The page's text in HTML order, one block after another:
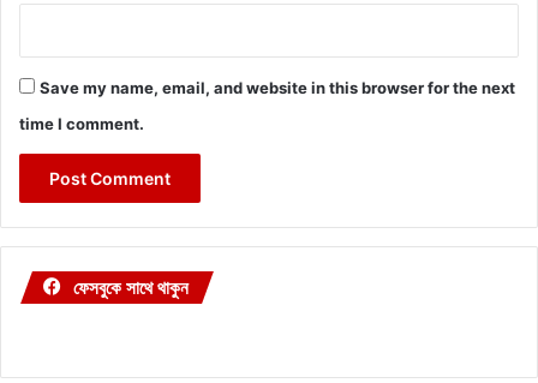
Save my name, email, and website in this browser for the next
time I comment.
ফেসবুকে সাথে থাকুন